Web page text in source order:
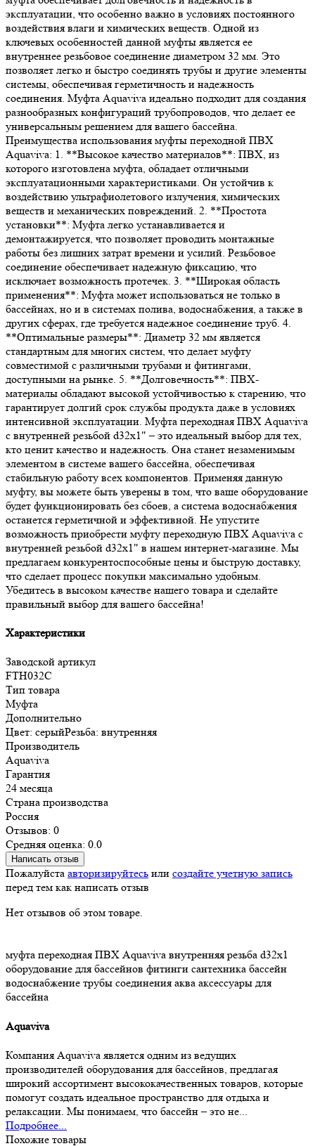
эксплуатации, что особенно важно в условиях постоянного
воздействия влаги и химических веществ. Одной из
ключевых особенностей данной муфты является ее
внутреннее резьбовое соединение диаметром 32 мм. Это
позволяет легко и быстро соединять трубы и другие элементы
системы, обеспечивая герметичность и надежность
соединения. Муфта Aquaviva идеально подходит для создания
разнообразных конфигураций трубопроводов, что делает ее
универсальным решением для вашего бассейна.
Преимущества использования муфты переходной ПВХ
Aquaviva: 1. **Высокое качество материалов**: ПВХ, из
которого изготовлена муфта, обладает отличными
эксплуатационными характеристиками. Он устойчив к
воздействию ультрафиолетового излучения, химических
веществ и механических повреждений. 2. **Простота
установки**: Муфта легко устанавливается и
демонтажируется, что позволяет проводить монтажные
работы без лишних затрат времени и усилий. Резьбовое
соединение обеспечивает надежную фиксацию, что
исключает возможность протечек. 3. **Широкая область
применения**: Муфта может использоваться не только в
бассейнах, но и в системах полива, водоснабжения, а также в
других сферах, где требуется надежное соединение труб. 4.
**Оптимальные размеры**: Диаметр 32 мм является
стандартным для многих систем, что делает муфту
совместимой с различными трубами и фитингами,
доступными на рынке. 5. **Долговечность**: ПВХ-
материалы обладают высокой устойчивостью к старению, что
гарантирует долгий срок службы продукта даже в условиях
интенсивной эксплуатации. Муфта переходная ПВХ Aquaviva
с внутренней резьбой d32х1" – это идеальный выбор для тех,
кто ценит качество и надежность. Она станет незаменимым
элементом в системе вашего бассейна, обеспечивая
стабильную работу всех компонентов. Применяя данную
муфту, вы можете быть уверены в том, что ваше оборудование
будет функционировать без сбоев, а система водоснабжения
останется герметичной и эффективной. Не упустите
возможность приобрести муфту переходную ПВХ Aquaviva с
внутренней резьбой d32х1" в нашем интернет-магазине. Мы
предлагаем конкурентоспособные цены и быструю доставку,
что сделает процесс покупки максимально удобным.
Убедитесь в высоком качестве нашего товара и сделайте
правильный выбор для вашего бассейна!
Характеристики
Заводской артикул
FTH032C
Тип товара
Муфта
Дополнительно
Цвет: серыйРезьба: внутренняя
Производитель
Aquaviva
Гарантия
24 месяца
Страна производства
Россия
Отзывов: 0
Средняя оценка: 0.0
Написать отзыв
Пожалуйста авторизируйтесь или создайте учетную запись
перед тем как написать отзыв
Нет отзывов об этом товаре.
муфта переходная ПВХ Aquaviva внутренняя резьба d32х1
оборудование для бассейнов фитинги сантехника бассейн
водоснабжение трубы соединения аква аксессуары для
бассейна
Aquaviva
Компания Aquaviva является одним из ведущих
производителей оборудования для бассейнов, предлагая
широкий ассортимент высококачественных товаров, которые
помогут создать идеальное пространство для отдыха и
релаксации. Мы понимаем, что бассейн – это не...
Подробнее...
Похожие товары